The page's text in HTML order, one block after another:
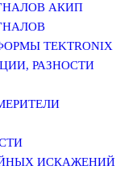
АКИП
TEKTRONIX
РАЗНОСТИ
ИСКАЖЕНИЙ